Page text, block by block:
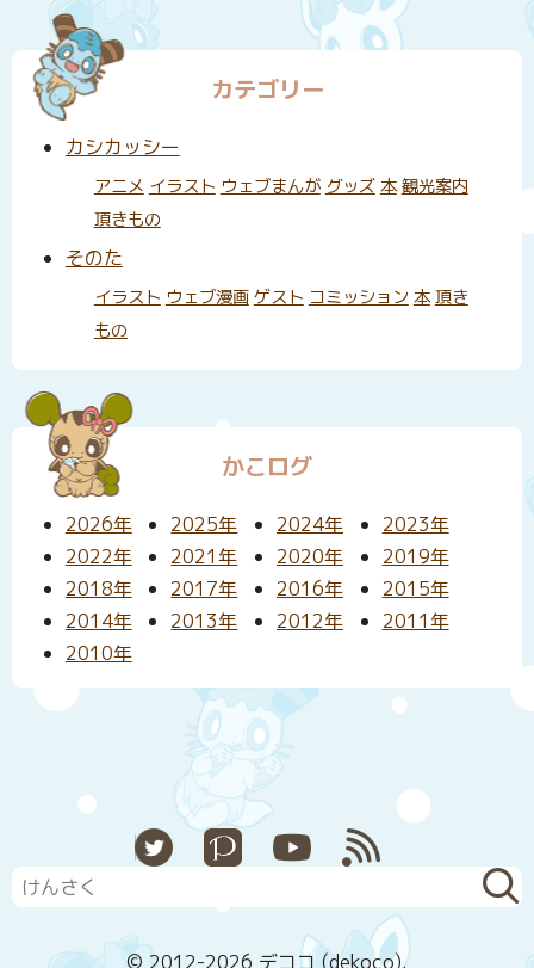
カテゴリー
カシカッシー
アニメ イラスト ウェブまんが グッズ 本 観光案内
頂きもの
そのた
イラスト ウェブ漫画 ゲスト コミッション 本 頂き
もの
かこログ
2026年 2025年 2024年
2023年
2022年
2021年 2020年
2019年
2018年
2017年 2016年
2015年
2014年
2013年 2012年
2011年
2010年
Pixiv YouTube
© 2012-2026 デココ (dekoco).